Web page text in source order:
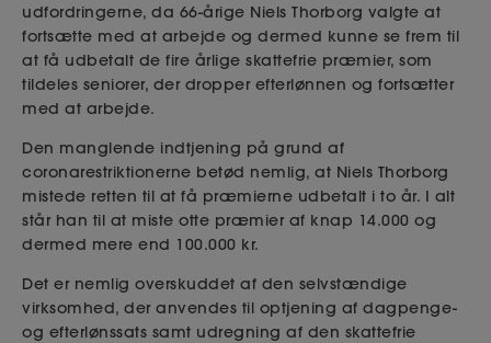
udfordringerne, da 66-årige Niels Thorborg valgte at
fortsætte med at arbejde og dermed kunne se frem til
at få udbetalt de fire årlige skattefrie præmier, som
tildeles seniorer, der dropper efterlønnen og fortsætter
med at arbejde.
Den manglende indtjening på grund af
coronarestriktionerne betød nemlig, at Niels Thorborg
mistede retten til at få præmierne udbetalt i to år. I alt
står han til at miste otte præmier af knap 14.000 og
dermed mere end 100.000 kr.
Det er nemlig overskuddet af den selvstændige
virksomhed, der anvendes til optjening af dagpenge-
og efterlønssats samt udregning af den skattefrie